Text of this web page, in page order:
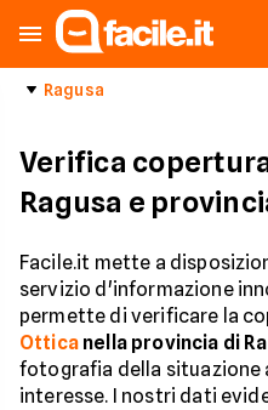
Ragusa
Verifica
Ragusa e
Facile.it mette a
servizio d'informazione
permette di verificare la
Ottica nella provincia di
fotografia della situazione
interesse. I nostri dati